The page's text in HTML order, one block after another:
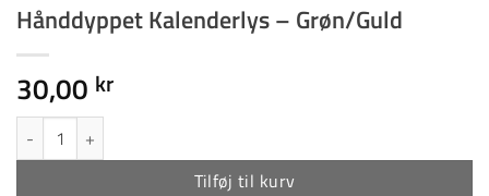
Hånddyppet Kalenderlys – Grøn/Guld
30,00 kr
Hånddyppet Kalenderlys - Grøn/Guld antal
Tilføj til kurv